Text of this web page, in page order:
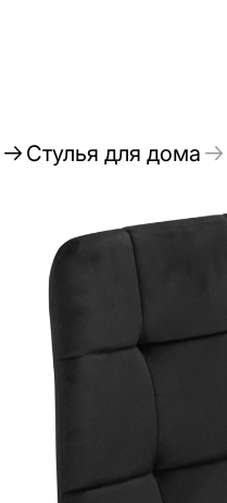
Стулья для дома